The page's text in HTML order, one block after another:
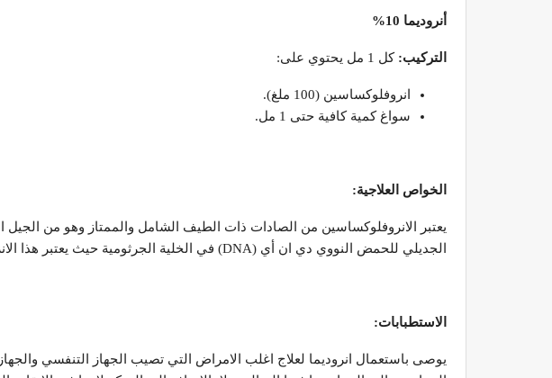
أنروديما 10%
التركيب: كل 1 مل يحتوي على:
انروفلوكساسين (100 ملغ).
سواغ كمية كافية حتى 1 مل.
الخواص العلاجية:
الجديلي للحمض النووي دي ان أي (DNA) في الخلية الجرثومية حيث يعتبر هذا الانزيم ضروري لنمو الخلية الجرثومية.
الاستطبابات:
يوصى باستعمال انروديما لعلاج اغلب الامراض التي تصيب الجهاز التنفسي